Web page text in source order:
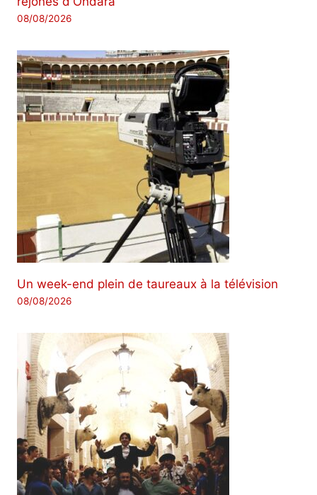
08/08/2026
Un week-end plein de taureaux à la télévision
08/08/2026